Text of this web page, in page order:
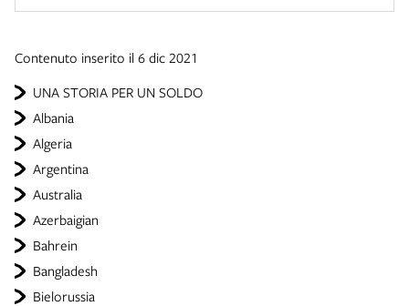
UNA STORIA PER UN SOLDO
Albania
Algeria
Argentina
Australia
Azerbaigian
Bahrein
Bangladesh
Bielorussia
Contenuto inserito il 6 dic 2021